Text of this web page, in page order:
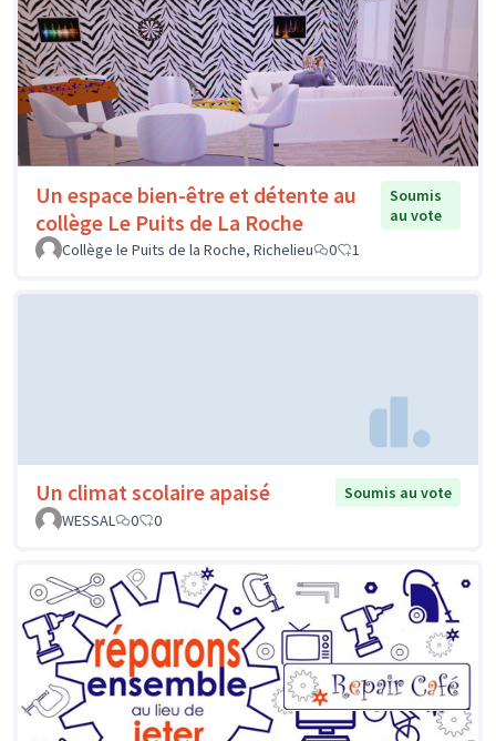
Un espace bien-être et détente au
collège Le Puits de La Roche
Soumis
au vote
Collège le Puits de la Roche, Richelieu
0 1
Un climat scolaire apaisé
Soumis au vote
WESSAL
0 0